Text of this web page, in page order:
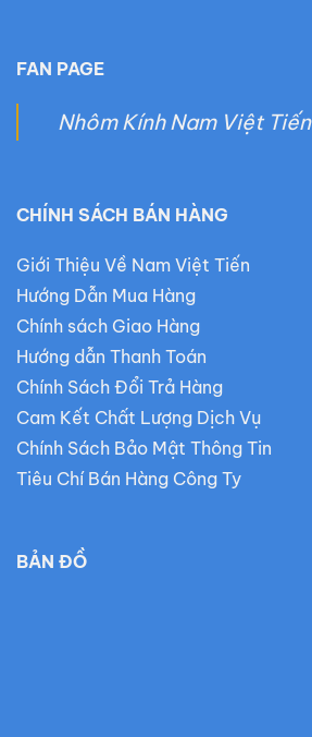
FAN PAGE
Nhôm Kính Nam Việt Tiến
CHÍNH SÁCH BÁN HÀNG
Giới Thiệu Về Nam Việt Tiến
Hướng Dẫn Mua Hàng
Chính sách Giao Hàng
Hướng dẫn Thanh Toán
Chính Sách Đổi Trả Hàng
Cam Kết Chất Lượng Dịch Vụ
Chính Sách Bảo Mật Thông Tin
Tiêu Chí Bán Hàng Công Ty
BẢN ĐỒ